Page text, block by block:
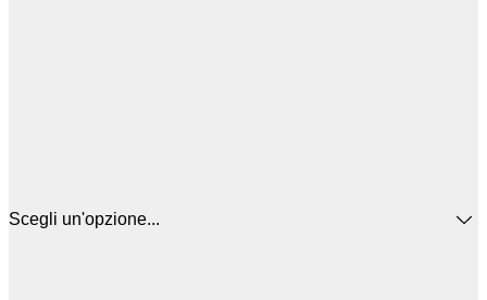
Scegli un'opzione...